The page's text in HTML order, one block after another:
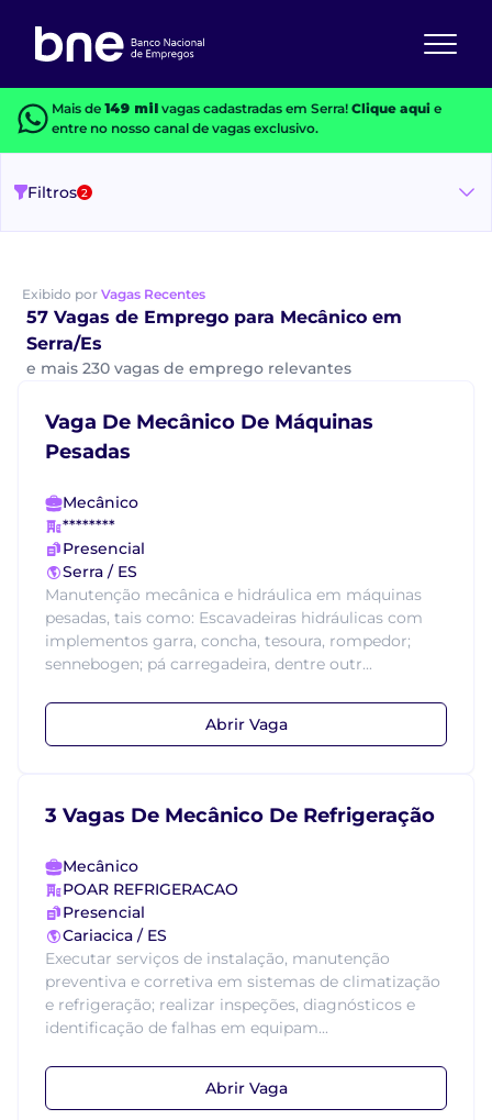
Mais de 149 milvagas cadastradas em Serra! Clique aquie
entre no nosso canal de vagas exclusivo.
Filtros 2
Exibido por Vagas Recentes
57 Vagas de Emprego para Mecânico em
Serra/Es
e mais 230 vagas de emprego relevantes
Vaga De Mecânico De Máquinas
Pesadas
Mecânico
********
Presencial
Serra / ES
Manutenção mecânica e hidráulica em máquinas
pesadas, tais como: Escavadeiras hidráulicas com
implementos garra, concha, tesoura, rompedor;
sennebogen; pá carregadeira, dentre outr...
Abrir Vaga
3 Vagas De Mecânico De Refrigeração
Mecânico
POAR REFRIGERACAO
Presencial
Cariacica / ES
Executar serviços de instalação, manutenção
preventiva e corretiva em sistemas de climatização
e refrigeração; realizar inspeções, diagnósticos e
identificação de falhas em equipam...
Abrir Vaga